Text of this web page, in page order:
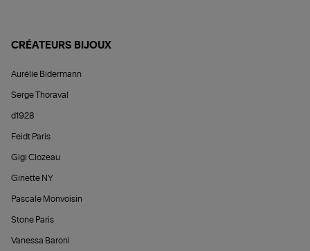
CRÉATEURS BIJOUX
Aurélie Bidermann
Serge Thoraval
d1928
Feidt Paris
Gigi Clozeau
Ginette NY
Pascale Monvoisin
Stone Paris
Vanessa Baroni